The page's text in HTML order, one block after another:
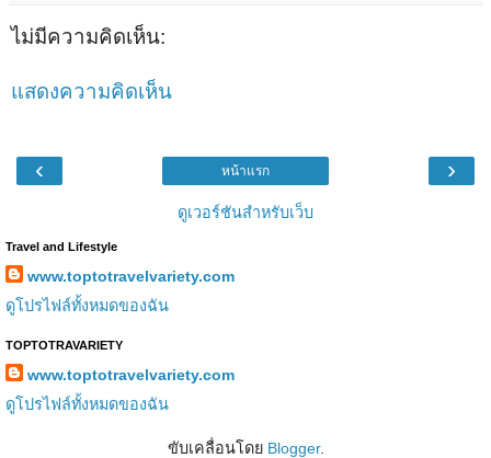
ไม่มีความคิดเห็น:
แสดงความคิดเห็น
‹ ›
หน้าแรก
ดูเวอร์ชันสำหรับเว็บ
Travel and Lifestyle
www.toptotravelvariety.com
ดูโปรไฟล์ทั้งหมดของฉัน
TOPTOTRAVARIETY
www.toptotravelvariety.com
ดูโปรไฟล์ทั้งหมดของฉัน
ขับเคลื่อนโดย Blogger.